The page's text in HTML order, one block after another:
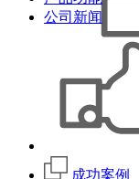
成功案例
公司新闻